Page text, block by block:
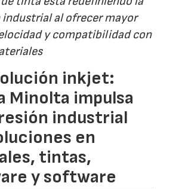
al ofrecer mayor
y compatibilidad con
inkjet:
Minolta impulsa
industrial
en
tintas,
y software